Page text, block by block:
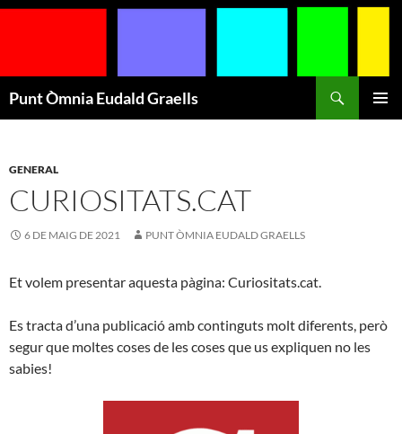
Punt Òmnia Eudald Graells
GENERAL
CURIOSITATS.CAT
6 DE MAIG DE 2021 PUNT ÒMNIA EUDALD GRAELLS
Et volem presentar aquesta pàgina: Curiositats.cat.
Es tracta d’una publicació amb continguts molt diferents, però
segur que moltes coses de les coses que us expliquen no les
sabies!